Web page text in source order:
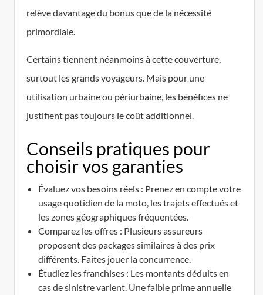
relève davantage du bonus que de la nécessité
primordiale.
Certains tiennent néanmoins à cette couverture,
surtout les grands voyageurs. Mais pour une
utilisation urbaine ou périurbaine, les bénéfices ne
justifient pas toujours le coût additionnel.
Conseils pratiques pour
choisir vos garanties
Évaluez vos besoins réels : Prenez en compte votre
usage quotidien de la moto, les trajets effectués et
les zones géographiques fréquentées.
Comparez les offres : Plusieurs assureurs
proposent des packages similaires à des prix
différents. Faites jouer la concurrence.
Étudiez les franchises : Les montants déduits en
cas de sinistre varient. Une faible prime annuelle